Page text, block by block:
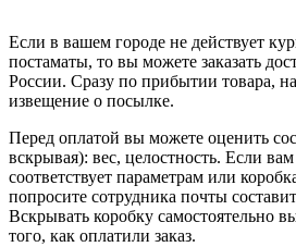
Если в вашем городе не действует
постаматы, то вы можете заказать
России. Сразу по прибытии товара,
извещение о посылке.
Перед оплатой вы можете оценить
вскрывая): вес, целостность. Если вам
соответствует параметрам или
попросите сотрудника почты
Вскрывать коробку самостоятельно
того, как оплатили заказ.